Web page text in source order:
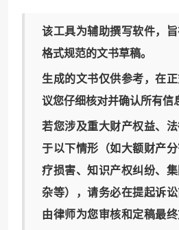
该工具为辅助撰写软件，
格式规范的文书草稿。
生成的文书仅供参考，在正
议您仔细核对并确认所有信
若您涉及重大财产权益、
于以下情形（如大额财产
疗损害、知识产权纠纷、
杂等），请务必在提起诉
由律师为您审核和定稿最